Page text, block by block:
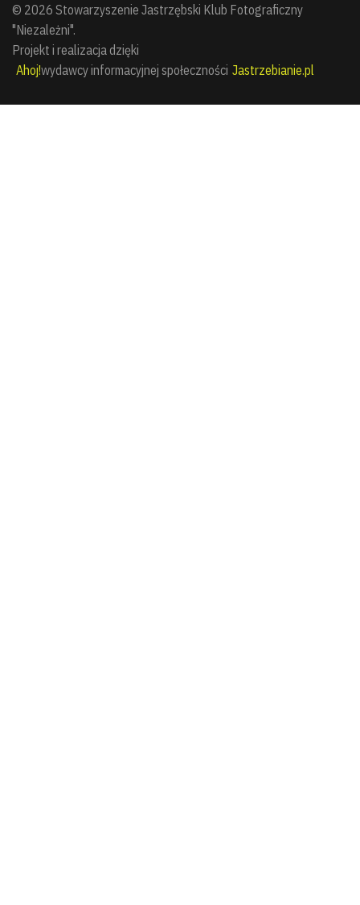
© 2026 Stowarzyszenie Jastrzębski Klub Fotograficzny
"Niezależni".
Projekt i realizacja dzięki
Ahoj!wydawcy informacyjnej społeczności Jastrzebianie.pl